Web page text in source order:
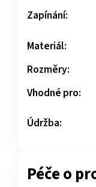
Zapínání:
Materiál:
Rozměry:
Vhodné pro:
Údržba:
Péče o